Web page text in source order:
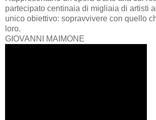
partecipato centinaia di migliaia di artisti
unico obiettivo: sopravvivere con quello
loro.
GIOVANNI MAIMONE